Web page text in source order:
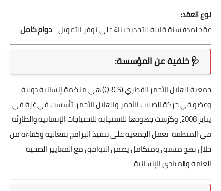
نوع العقد:
عقد لمدة سنة قابلة للتجديد بناءً على توفر التمويل -دوام كامل
🩺خلفية عن المؤسسة:
جمعية الهلال الأحمر القطري (QRCS) هي منظمة إنسانية دولية
وعضو في حركة الصليب الأحمر والهلال الأحمر. تأسست في غزة في
يناير 2008، وكرّست جهودها للاستجابة للاحتياجات الإنسانية والطارئة
في المنطقة. تعمل الجمعية على تنفيذ البرامج بفعالية وكفاءة من
خلال نهج منسق ومتكامل يضمن التوافق مع المعايير الصحية
العامة والمبادئ الإنسانية.